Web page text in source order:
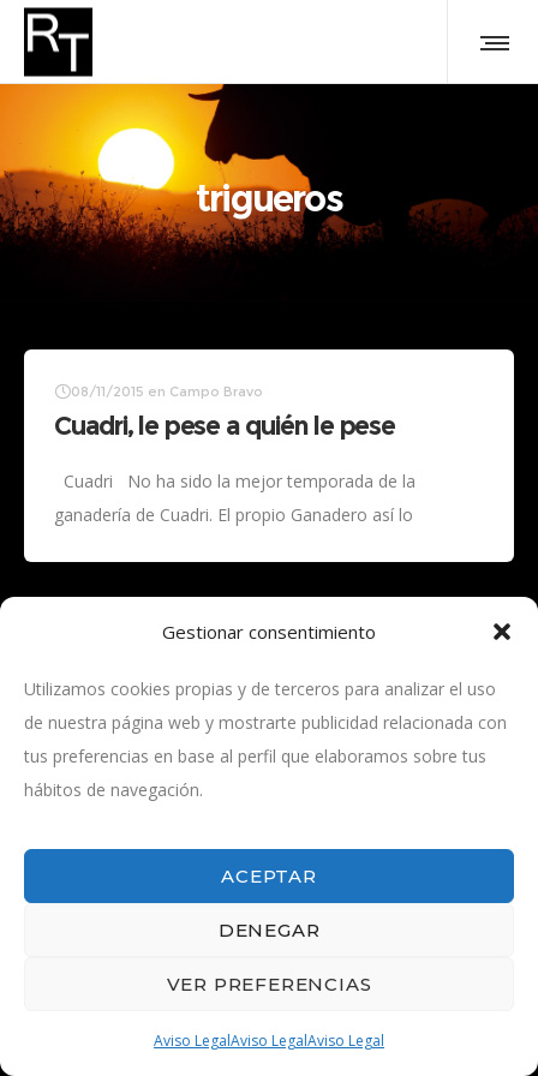
Gestionar consentimiento
Utilizamos cookies propias y de terceros para analizar el uso
de nuestra página web y mostrarte publicidad relacionada con
tus preferencias en base al perfil que elaboramos sobre tus
hábitos de navegación.
ACEPTAR
DENEGAR
VER PREFERENCIAS
Aviso LegalAviso LegalAviso Legal
trigueros
08/11/2015 en Campo Bravo
Cuadri, le pese a quién le pese
Cuadri No ha sido la mejor temporada de la
ganadería de Cuadri. El propio Ganadero así lo
© 2026 - Por las rutas del toro -Aviso Legal